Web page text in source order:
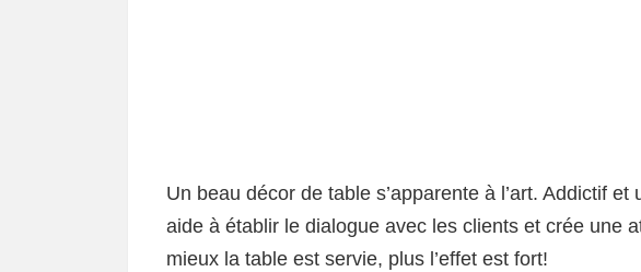
Un beau décor de table s’apparente à l’art. Addictif et
aide à établir le dialogue avec les clients et crée une
mieux la table est servie, plus l’effet est fort!